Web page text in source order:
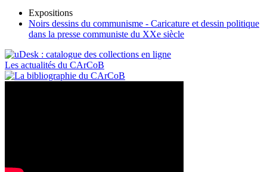
Expositions
Noirs dessins du communisme - Caricature et dessin politique
dans la presse communiste du XXe siècle
Les actualités du CArCoB